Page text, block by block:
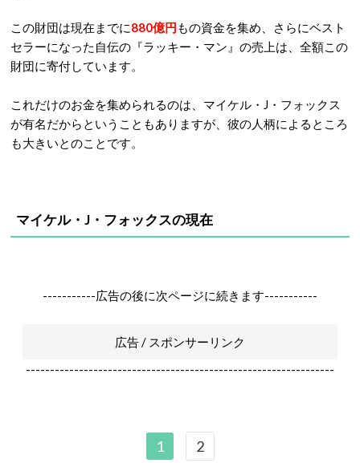
この財団は現在までに880億円もの資金を集め、さらにベスト
セラーになった自伝の『ラッキー・マン』の売上は、全額この
財団に寄付しています。
これだけのお金を集められるのは、マイケル・J・フォックス
が有名だからということもありますが、彼の人柄によるところ
も大きいとのことです。
マイケル・J・フォックスの現在
-----------広告の後に次ページに続きます-----------
広告 / スポンサーリンク
----------------------------------------------------------------
1 2